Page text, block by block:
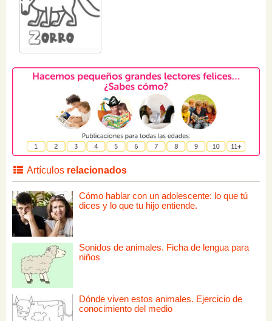
Artículos relacionados
Cómo hablar con un adolescente: lo que tú
dices y lo que tu hijo entiende.
Sonidos de animales. Ficha de lengua para
niños
Dónde viven estos animales. Ejercicio de
conocimiento del medio